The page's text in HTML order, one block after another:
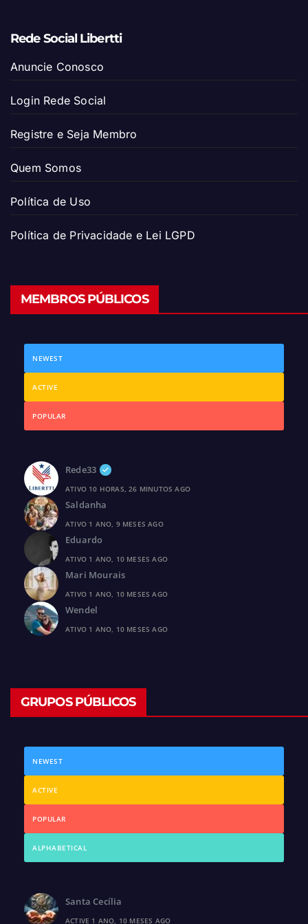
Rede Social Libertti
Anuncie Conosco
Login Rede Social
Registre e Seja Membro
Quem Somos
Política de Uso
Política de Privacidade e Lei LGPD
MEMBROS PÚBLICOS
NEWEST
ACTIVE
POPULAR
Rede33
ATIVO 10 HORAS, 26 MINUTOS AGO
Saldanha
ATIVO 1 ANO, 9 MESES AGO
Eduardo
ATIVO 1 ANO, 10 MESES AGO
Mari Mourais
ATIVO 1 ANO, 10 MESES AGO
Wendel
ATIVO 1 ANO, 10 MESES AGO
GRUPOS PÚBLICOS
NEWEST
ACTIVE
POPULAR
ALPHABETICAL
Santa Cecília
ACTIVE 1 ANO, 10 MESES AGO